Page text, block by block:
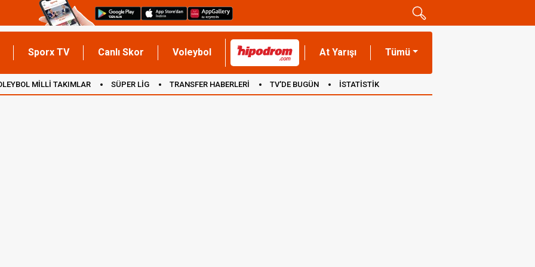
Sporx TV Canlı Skor Voleybol At Yarışı Tümü
MİLLİ TAKIMLAR SÜPER LİG TRANSFER HABERLERİ TV'DE BUGÜN İSTATİSTİK